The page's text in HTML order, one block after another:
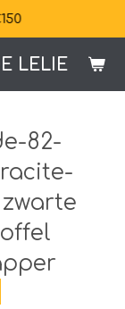
LELIE
82-